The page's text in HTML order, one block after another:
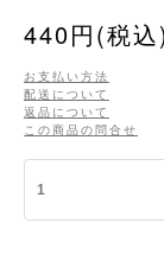
440円(税込)
お支払い方法
配送について
返品について
この商品の問合せ